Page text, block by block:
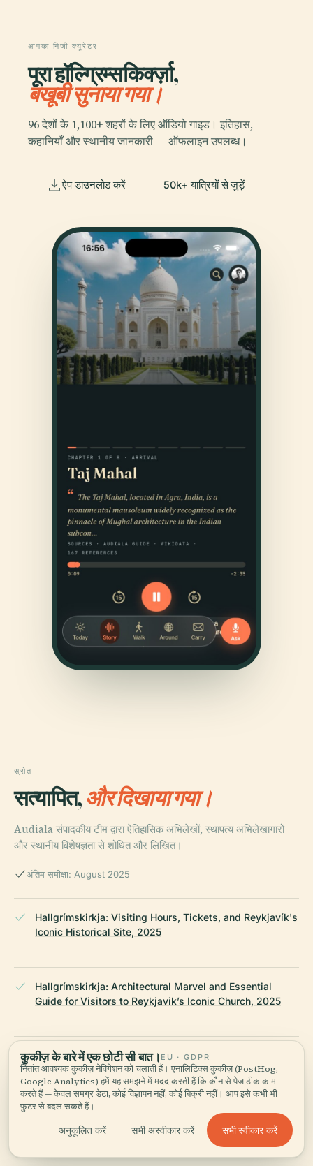
आपका निजी क्यूरेटर
पूरा हॉल्ग्रिम्सकिर्क्ज़ा,
बखूबी सुनाया गया।
96 देशों के 1,100+ शहरों के लिए ऑडियो गाइड। इतिहास,
कहानियाँ और स्थानीय जानकारी — ऑफलाइन उपलब्ध।
ऐप डाउनलोड करें 50k+ यात्रियों से जुड़ें
स्रोत
सत्यापित,और दिखाया गया।
Audiala संपादकीय टीम द्वारा ऐतिहासिक अभिलेखों, स्थापत्य अभिलेखागारों
और स्थानीय विशेषज्ञता से शोधित और लिखित।
अंतिम समीक्षा: August 2025
Hallgrímskirkja: Visiting Hours, Tickets, and Reykjavík's
Iconic Historical Site, 2025
Hallgrímskirkja: Architectural Marvel and Essential
Guide for Visitors to Reykjavik’s Iconic Church, 2025
Hallgrímskirkja: Architectural Marvel and Essential
Guide for Visitors to Reykjavik’s Iconic Church, 2025
Hallgrímskirkja Visiting Hours, Tickets, and Cultural
Significance in Reykjavík, 2025
कुकीज़ के बारे में एक छोटी सी बात। EU · GDPR
नितांत आवश्यक कुकीज़ नेविगेशन को चलाती हैं। एनालिटिक्स कुकीज़ (PostHog,
Google Analytics) हमें यह समझने में मदद करती हैं कि कौन से पेज ठीक काम
करते हैं — केवल समग्र डेटा, कोई विज्ञापन नहीं, कोई बिक्री नहीं। आप इसे कभी भी
फ़ुटर से बदल सकते हैं।
अनुकूलित करें सभी अस्वीकार करें सभी स्वीकार करें